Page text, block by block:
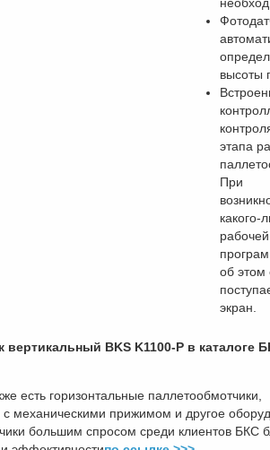
высоты
этапа
При
какого-
рабочей
об этом
экран.
вертикальный BKS K1100-P в каталоге
есть горизонтальные паллетообмотчики,
с механическими прижимом и другое
большим спросом среди клиентов БКС